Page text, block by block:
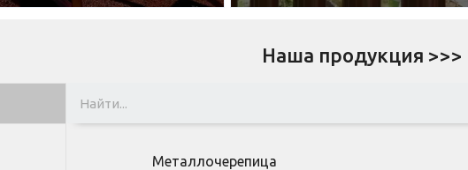
Наша продукция >>>
Металлочерепица